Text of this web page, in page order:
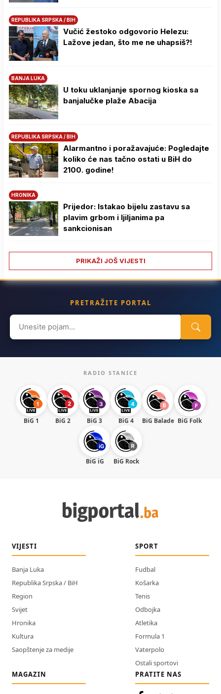
REPUBLIKA SRPSKA / BIH
Vučić žestoko odgovorio Helezu:
Lažove jedan, što me ne uhapsiš?!
BANJA LUKA
U toku uklanjanje spornog kioska sa
banjalučke plaže Abacija
REPUBLIKA SRPSKA / BIH
Alarmantno i poražavajuće: Pogledajte
koliko će nas tačno ostati u BiH do
2100. godine!
HRONIKA
Prijedor: Istakao bijelu zastavu sa
plavim grbom i ljiljanima pa
sankcionisan
PRIKAŽI JOŠ VIJESTI
PRETRAŽITE PORTAL
Search
for:
RADIO STANICE
BiG 1 BiG 2 BiG 3 BiG 4 BiG Balade BiG Folk
BiG iG BiG Rock
VIJESTI
Banja Luka
Republika Srpska / BiH
Region
Svijet
Hronika
Kultura
Saopštenje za medije
SPORT
Fudbal
Košarka
Tenis
Odbojka
Atletika
Formula 1
Vaterpolo
Ostali sportovi
MAGAZIN
PRATITE NAS